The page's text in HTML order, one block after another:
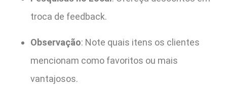
troca de feedback.
Observação: Note quais itens os clientes
mencionam como favoritos ou mais
vantajosos.